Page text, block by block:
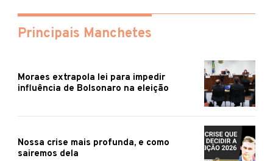
Principais Manchetes
Moraes extrapola lei para impedir
influência de Bolsonaro na eleição
Nossa crise mais profunda, e como
sairemos dela